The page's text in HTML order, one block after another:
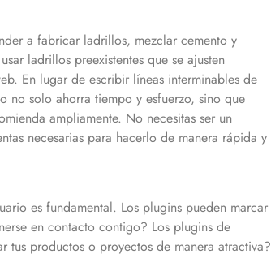
a fabricar ladrillos, mezclar cemento y
ladrillos preexistentes que se ajusten
En lugar de escribir líneas interminables de
no solo ahorra tiempo y esfuerzo, sino que
ampliamente. No necesitas ser un
necesarias para hacerlo de manera rápida y
es fundamental. Los plugins pueden marcar
en contacto contigo? Los plugins de
tus productos o proyectos de manera atractiva?